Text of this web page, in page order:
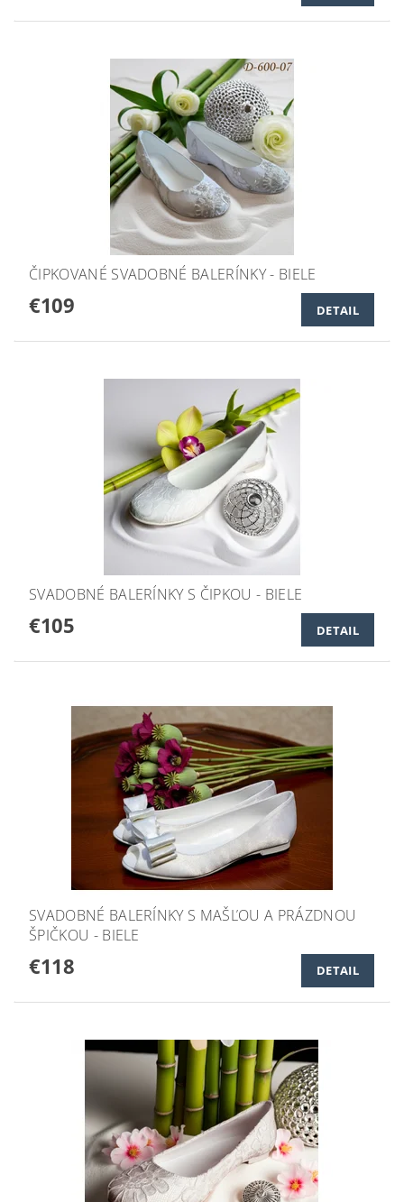
ČIPKOVANÉ SVADOBNÉ BALERÍNKY - BIELE
€109 DETAIL
SVADOBNÉ BALERÍNKY S ČIPKOU - BIELE
€105 DETAIL
SVADOBNÉ BALERÍNKY S MAŠĽOU A PRÁZDNOU
ŠPIČKOU - BIELE
€118 DETAIL